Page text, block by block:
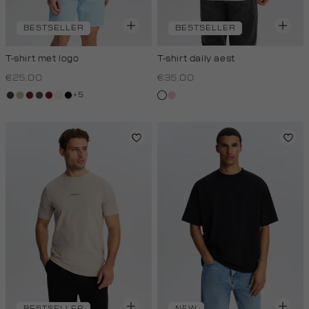
BESTSELLER
T-shirt met logo
€25.00
choco
lichtzand
bordeaux
bos,rood,
wit,zwart
+5
BESTSELLER
T-shirt daily aest
€35.00
wit